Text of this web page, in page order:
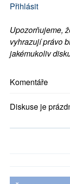
Přihlásit
Upozorňujeme,
vyhrazují právo
jakémukoliv
Komentáře
Diskuse je